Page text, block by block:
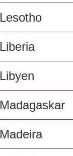
Lesotho
Liberia
Libyen
Madagaskar
Madeira